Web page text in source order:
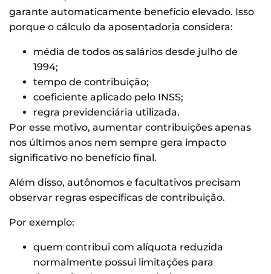
garante automaticamente benefício elevado. Isso
porque o cálculo da aposentadoria considera:
média de todos os salários desde julho de
1994;
tempo de contribuição;
coeficiente aplicado pelo INSS;
regra previdenciária utilizada.
Por esse motivo, aumentar contribuições apenas
nos últimos anos nem sempre gera impacto
significativo no benefício final.
Além disso, autônomos e facultativos precisam
observar regras específicas de contribuição.
Por exemplo:
quem contribui com alíquota reduzida
normalmente possui limitações para